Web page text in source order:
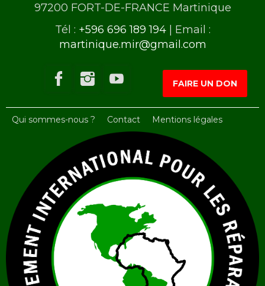
97200 FORT-DE-FRANCE Martinique
Tél : +596 696 189 194| Email :
martinique.mir@gmail.com
FAIRE UN DON
Qui sommes-nous ? Contact Mentions légales